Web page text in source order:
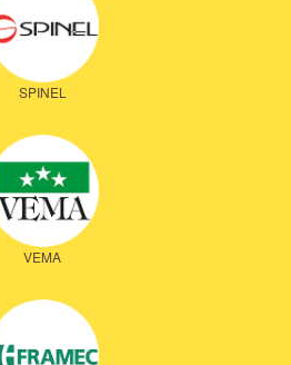
SPINEL
VEMA